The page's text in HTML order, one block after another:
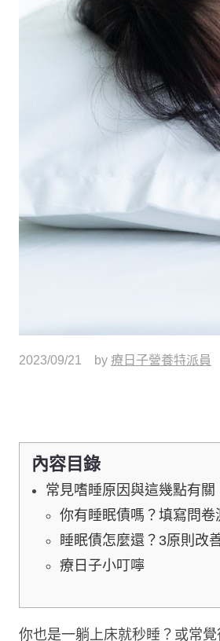
2023/09/21 by 療日子營養特派員
內容目錄
常見嗜睡原因與這幾點有關
你有睡眠債嗎？填寫問
睡眠債怎麼還？3原則改
療日子小叮嚀
你也是一躺上床就秒睡？或常